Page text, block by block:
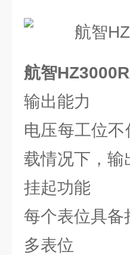
航智
输出能力
电压每工位
载情况下，输
挂起功能
每个表位具备
多表位